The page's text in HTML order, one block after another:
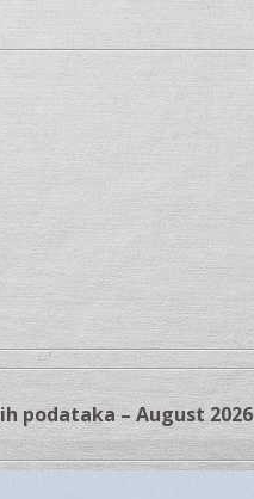
podataka – August 2026